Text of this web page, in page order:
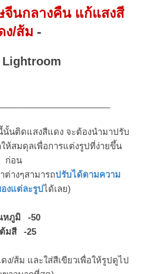
จีนกลางคืน แก้แสงสี
ง/ส้ม -
Lightroom
นั้นติดแสงสีแดง จะต้องนำมาปรับ
ห้สมดุลเพื่อการแต่งรูปที่ง่ายขึ้น
ก่อน
ต่างๆสามารถปรับได้ตามความ
งแต่ละรูปได้เลย)
หภูมิ -50
มสี -25
ง/ส้ม และใส่สีเขียวเพื่อให้รูปดูไป